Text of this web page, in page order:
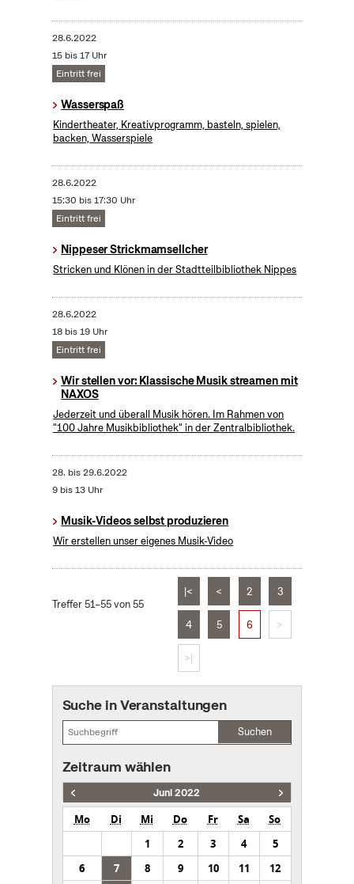
28.6.2022
15 bis 17 Uhr
Eintritt frei
Wasserspaß
Kindertheater, Kreativprogramm, basteln, spielen,
backen, Wasserspiele
28.6.2022
15:30 bis 17:30 Uhr
Eintritt frei
Nippeser Strickmamsellcher
Stricken und Klönen in der Stadtteilbibliothek Nippes
28.6.2022
18 bis 19 Uhr
Eintritt frei
Wir stellen vor: Klassische Musik streamen mit
NAXOS
Jederzeit und überall Musik hören. Im Rahmen von
"100 Jahre Musikbibliothek" in der Zentralbibliothek.
28. bis29.6.2022
9 bis 13 Uhr
Musik-Videos selbst produzieren
Wir erstellen unser eigenes Musik-Video
Treffer 51–55 von 55
|< < 2 3
4 5 6 >
>|
Suche in Veranstaltungen
Suchen
Zeitraum wählen
Juni 2022
Mo Di Mi Do Fr Sa
So
1
2 3 4
5
6
7 8 9 10 11
12